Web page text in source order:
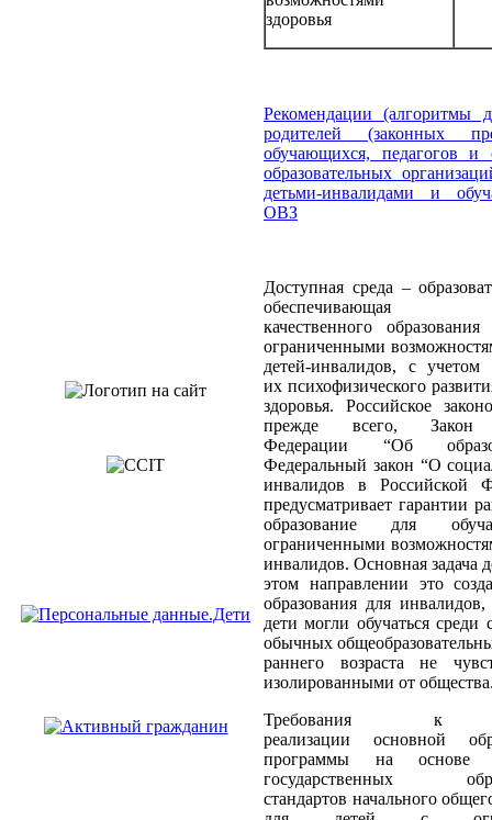
здоровья
Рекомендации (алгоритмы
родителей (законных
обучающихся, педагогов и
образовательных
детьми-инвалидами и
ОВЗ
Доступная среда –
обеспечивающая
качественного
ограниченными
детей-инвалидов, с учетом
их психофизического
здоровья. Российское
прежде всего, Закон
Федерации “Об
Федеральный закон “О
инвалидов в Российской
предусматривает гарантии
образование для
ограниченными
инвалидов. Основная задача
этом направлении это
образования для
дети могли обучаться среди
обычных
раннего возраста не
изолированными от
Требования к
реализации основной
программы на основе
государственных
стандартов начального